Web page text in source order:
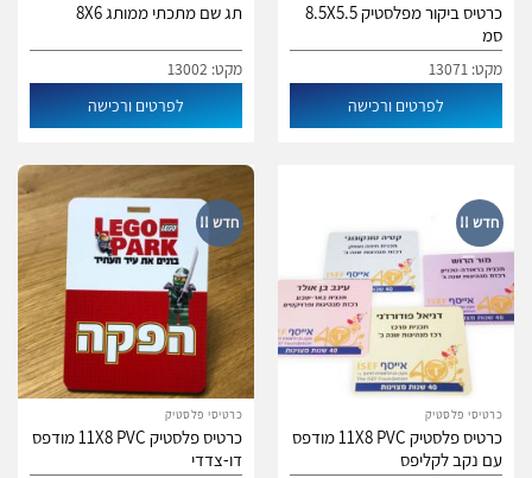
כרטיס ביקור מפלסטיק 8.5X5.5
סמ
מקט: 13071
לפרטים ורכישה
תג שם מתכתי ממותג 8X6
מקט: 13002
לפרטים ורכישה
חדש !!
כרטיסי פלסטיק
כרטיס פלסטיק 11X8 PVC מודפס
עם נקב לקליפס
חדש !!
כרטיסי פלסטיק
כרטיס פלסטיק 11X8 PVC מודפס
דו-צדדי